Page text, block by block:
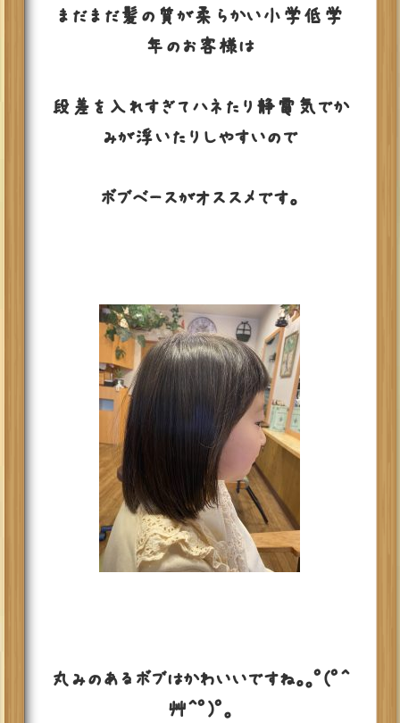
まだまだ髪の質が柔らかい小学低学
年のお客様は
段差を入れすぎてハネたり静電気でか
みが浮いたりしやすいので
ボブベースがオススメです。
丸みのあるボブはかわいいですね。｡ﾟ(ﾟ＾
艸＾ﾟ)ﾟ｡